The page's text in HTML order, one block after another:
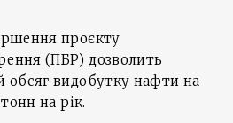
проєкту
(ПБР) дозволить
обсяг видобутку нафти на
на рік.